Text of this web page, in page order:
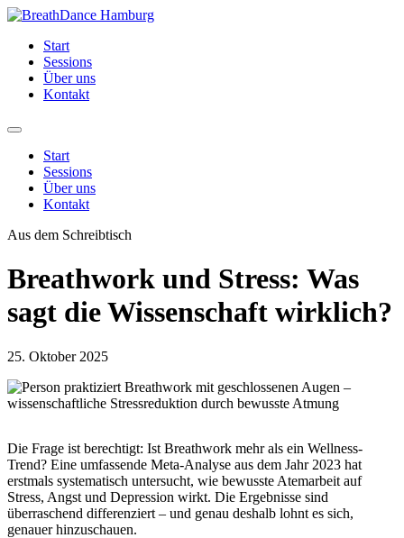
Zum
springenStart
Sessions
Über uns
Kontakt
Start
Sessions
Über uns
Kontakt
Aus dem Schreibtisch
Breathwork und Stress: Was
sagt die Wissenschaft wirklich?
25. Oktober 2025
Die Frage ist berechtigt: Ist Breathwork mehr als ein Wellness-
Trend? Eine umfassende Meta-Analyse aus dem Jahr 2023 hat
erstmals systematisch untersucht, wie bewusste Atemarbeit auf
Stress, Angst und Depression wirkt. Die Ergebnisse sind
überraschend differenziert – und genau deshalb lohnt es sich,
genauer hinzuschauen.